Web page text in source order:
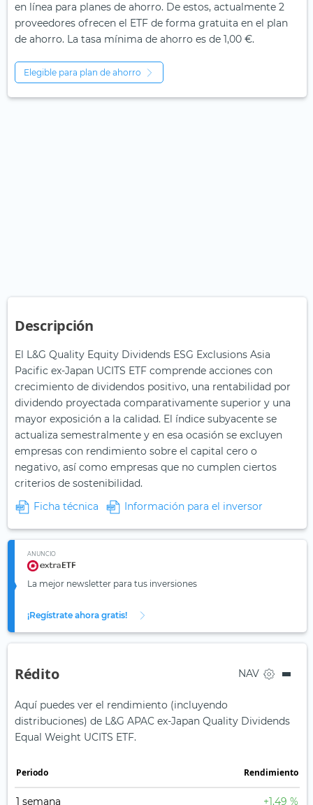
en línea para planes de ahorro. De estos, actualmente 2
proveedores ofrecen el ETF de forma gratuita en el plan
de ahorro. La tasa mínima de ahorro es de 1,00 €.
Elegible para plan de ahorro
Descripción
El L&G Quality Equity Dividends ESG Exclusions Asia
Pacific ex-Japan UCITS ETF comprende acciones con
crecimiento de dividendos positivo, una rentabilidad por
dividendo proyectada comparativamente superior y una
mayor exposición a la calidad. El índice subyacente se
actualiza semestralmente y en esa ocasión se excluyen
empresas con rendimiento sobre el capital cero o
negativo, así como empresas que no cumplen ciertos
criterios de sostenibilidad.
Ficha técnica
Información para el inversor
ANUNCIO
La mejor newsletter para tus inversiones
¡Regístrate ahora gratis!
Rédito NAV
Aquí puedes ver el rendimiento (incluyendo
distribuciones) de L&G APAC ex-Japan Quality Dividends
Equal Weight UCITS ETF.
Periodo Rendimiento
1 semana +1,49 %